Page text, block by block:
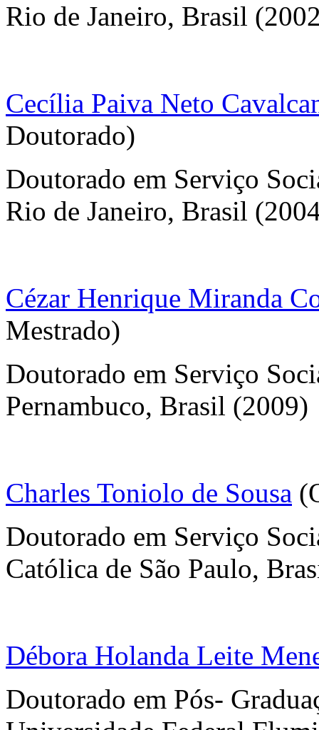
Rio de Janeiro, Brasil
Cecília Paiva Neto
Doutorado)
Doutorado em Serviço
Rio de Janeiro, Brasil
Cézar Henrique Miranda
Mestrado)
Doutorado em Serviço
Pernambuco, Brasil (2009)
Charles Toniolo de Sousa
Doutorado em Serviço
Católica de São Paulo,
Débora Holanda Leite
Doutorado em Pós-